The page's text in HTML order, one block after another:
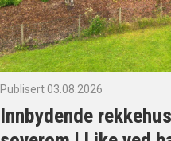
Publisert 03.08.2026
Innbydende